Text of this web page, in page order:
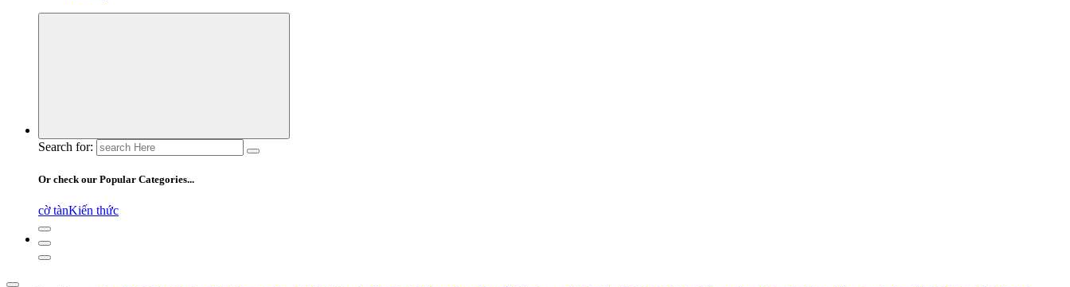
Search for:
Or check our Popular Categories...
cờ tànKiến thức